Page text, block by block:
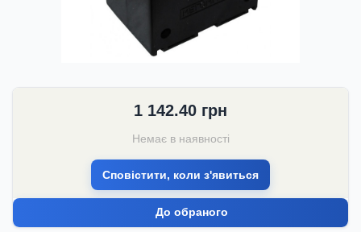
1 142.40 грн
Немає в наявності
Сповістити, коли з'явиться
До обраного